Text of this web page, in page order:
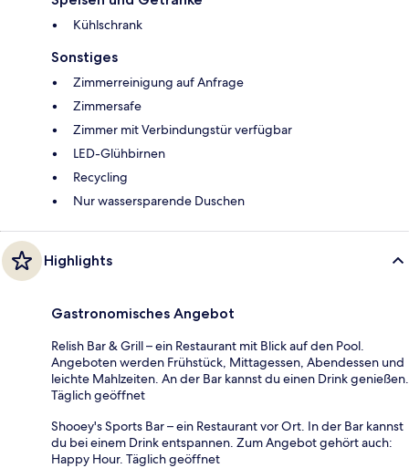
Kühlschrank
Sonstiges
Zimmerreinigung auf Anfrage
Zimmersafe
Zimmer mit Verbindungstür verfügbar
LED-Glühbirnen
Recycling
Nur wassersparende Duschen
Highlights
Gastronomisches Angebot
Relish Bar & Grill – ein Restaurant mit Blick auf den Pool.
Angeboten werden Frühstück, Mittagessen, Abendessen und
leichte Mahlzeiten. An der Bar kannst du einen Drink genießen.
Täglich geöffnet
Shooey's Sports Bar – ein Restaurant vor Ort. In der Bar kannst
du bei einem Drink entspannen. Zum Angebot gehört auch:
Happy Hour. Täglich geöffnet